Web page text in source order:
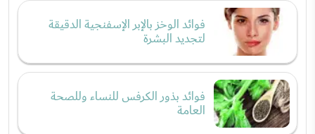
فوائد الوخز بالإبر الإسفنجية الدقيقة
لتجديد البشرة
فوائد بذور الكرفس للنساء وللصحة
العامة